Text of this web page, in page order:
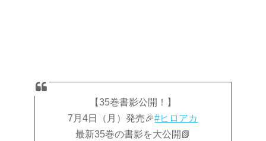
【35巻書影公開！】
7月4日（月）発売🎉#ヒロアカ
最新35巻の書影を大公開📗